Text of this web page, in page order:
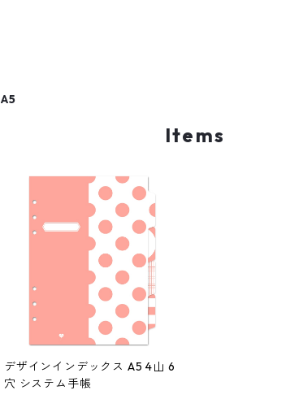
A5
Items
デザインインデックス A5 4山 6
穴 システム手帳